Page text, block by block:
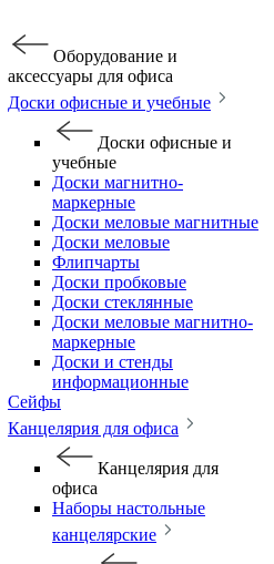
Оборудование и
аксессуары для офиса
Доски офисные и учебные
Доски офисные и
учебные
Доски магнитно-
маркерные
Доски меловые магнитные
Доски меловые
Флипчарты
Доски пробковые
Доски стеклянные
Доски меловые магнитно-
маркерные
Доски и стенды
информационные
Сейфы
Канцелярия для офиса
Канцелярия для
офиса
Наборы настольные
канцелярские